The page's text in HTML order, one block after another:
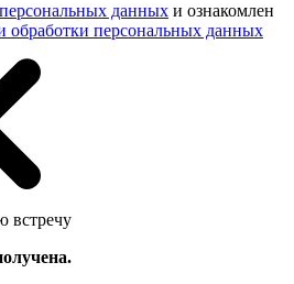
данных и ознакомлен
обработки персональных данных
встречу